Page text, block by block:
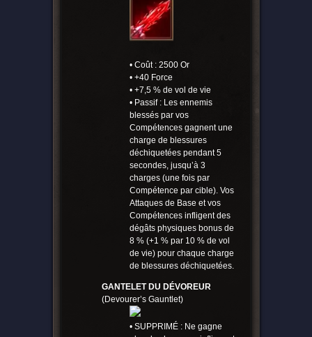
• Coût : 2500 Or
• +40 Force
• +7,5 % de vol de vie
• Passif : Les ennemis
blessés par vos
Compétences gagnent une
charge de blessures
déchiquetées pendant 5
secondes, jusqu’à 3
charges (une fois par
Compétence par cible). Vos
Attaques de Base et vos
Compétences infligent des
dégâts physiques bonus de
8 % (+1 % par 10 % de vol
de vie) pour chaque charge
de blessures déchiquetées.
GANTELET DU DÉVOREUR
(Devourer’s Gauntlet)
• SUPPRIMÉ : Ne gagne